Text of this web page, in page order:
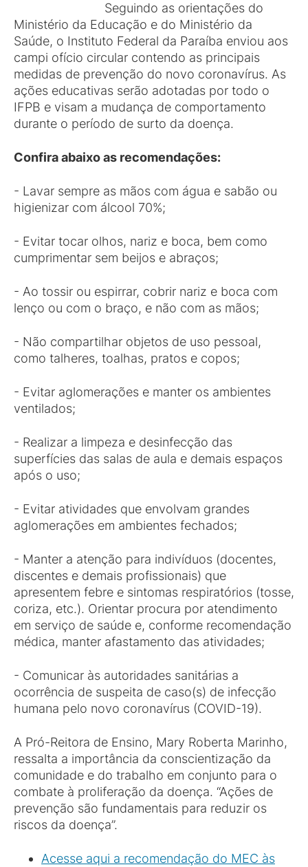
Seguindo as orientações do
Ministério da Educação e do Ministério da
Saúde, o Instituto Federal da Paraíba enviou aos
campi ofício circular contendo as principais
medidas de prevenção do novo coronavírus. As
ações educativas serão adotadas por todo o
IFPB e visam a mudança de comportamento
durante o período de surto da doença.
Confira abaixo as recomendações:
- Lavar sempre as mãos com água e sabão ou
higienizar com álcool 70%;
- Evitar tocar olhos, nariz e boca, bem como
cumprimentar sem beijos e abraços;
- Ao tossir ou espirrar, cobrir nariz e boca com
lenço ou com o braço, e não com as mãos;
- Não compartilhar objetos de uso pessoal,
como talheres, toalhas, pratos e copos;
- Evitar aglomerações e manter os ambientes
ventilados;
- Realizar a limpeza e desinfecção das
superfícies das salas de aula e demais espaços
após o uso;
- Evitar atividades que envolvam grandes
aglomerações em ambientes fechados;
- Manter a atenção para indivíduos (docentes,
discentes e demais profissionais) que
apresentem febre e sintomas respiratórios (tosse,
coriza, etc.). Orientar procura por atendimento
em serviço de saúde e, conforme recomendação
médica, manter afastamento das atividades;
- Comunicar às autoridades sanitárias a
ocorrência de suspeita de caso(s) de infecção
humana pelo novo coronavírus (COVID-19).
A Pró-Reitora de Ensino, Mary Roberta Marinho,
ressalta a importância da conscientização da
comunidade e do trabalho em conjunto para o
combate à proliferação da doença. “Ações de
prevenção são fundamentais para reduzir os
riscos da doença”.
Acesse aqui a recomendação do MEC às